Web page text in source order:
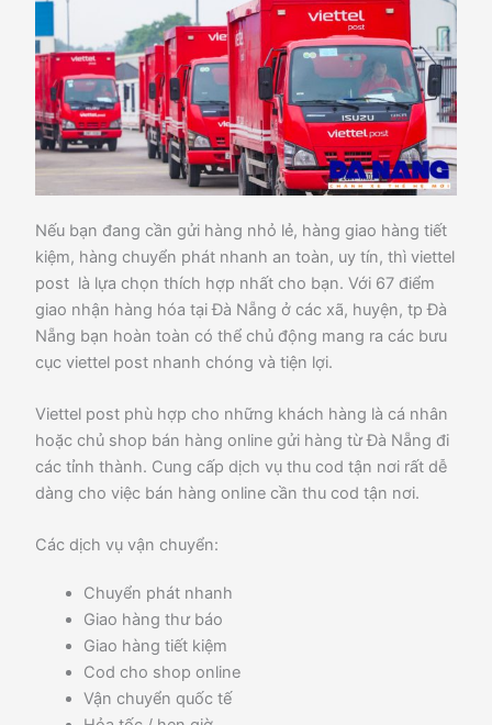
Nếu bạn đang cần gửi hàng nhỏ lẻ, hàng giao hàng tiết
kiệm, hàng chuyển phát nhanh an toàn, uy tín, thì viettel
post là lựa chọn thích hợp nhất cho bạn. Với 67 điểm
giao nhận hàng hóa tại Đà Nẵng ở các xã, huyện, tp Đà
Nẵng bạn hoàn toàn có thể chủ động mang ra các bưu
cục viettel post nhanh chóng và tiện lợi.
Viettel post phù hợp cho những khách hàng là cá nhân
hoặc chủ shop bán hàng online gửi hàng từ Đà Nẵng đi
các tỉnh thành. Cung cấp dịch vụ thu cod tận nơi rất dễ
dàng cho việc bán hàng online cần thu cod tận nơi.
Các dịch vụ vận chuyển:
Chuyển phát nhanh
Giao hàng thư báo
Giao hàng tiết kiệm
Cod cho shop online
Vận chuyển quốc tế